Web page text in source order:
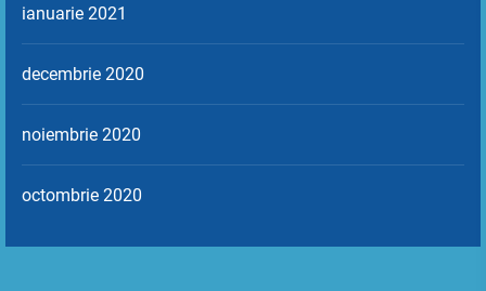
ianuarie 2021
decembrie 2020
noiembrie 2020
octombrie 2020